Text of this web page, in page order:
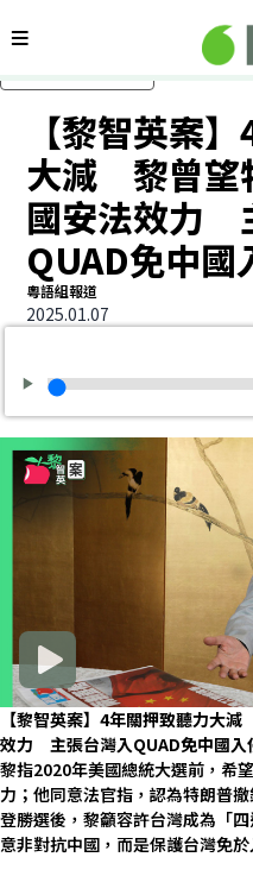
內容分類
【黎智英案
大減 黎曾望
國安法效力
QUAD免中國
粵語組報道
2025.01.07
【黎智英案】4年關押致聽力大
效力 主張台灣入QUAD免中國入
黎指2020年美國總統大選前，希
力；他同意法官指，認為特朗普
登勝選後，黎籲容許台灣成為「
意非對抗中國，而是保護台灣免